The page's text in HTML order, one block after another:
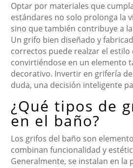
Optar por materiales que
estándares no solo prolonga la
sino que también contribuye a
Un grifo bien diseñado y
correctos puede realzar el estilo
convirtiéndose en un elemento
decorativo. Invertir en grifería
duda, una decisión inteligente
¿Qué tipos de
en el baño?
Los grifos del baño son
combinan funcionalidad y
Generalmente, se instalan en la